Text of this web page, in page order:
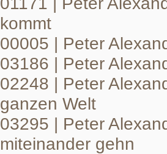
kommt
00005 | Peter
03186 | Peter
02248 | Peter
ganzen Welt
03295 | Peter
miteinander gehn